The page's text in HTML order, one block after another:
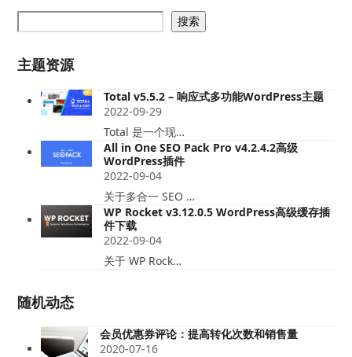
搜索
主题资源
Total v5.5.2 – 响应式多功能WordPress主题
2022-09-29
Total 是一个现…
All in One SEO Pack Pro v4.2.4.2高级
WordPress插件
2022-09-04
关于多合一 SEO …
WP Rocket v3.12.0.5 WordPress高级缓存插
件下载
2022-09-04
关于 WP Rock…
随机动态
会员优惠券评论：提高转化次数和销售量
2020-07-16